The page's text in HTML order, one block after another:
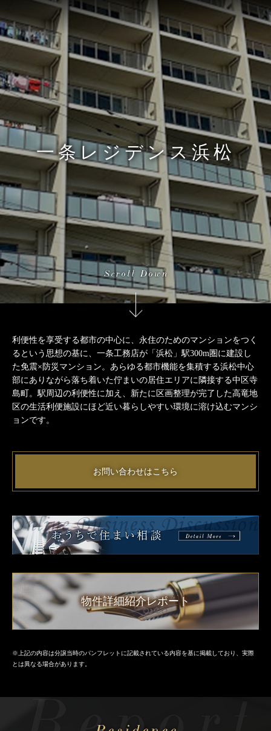
一条レジデンス浜松
利便性を享受する都市の中心に、永住のためのマンションをつく
るという思想の基に、 一条工務店が「浜松」駅300m圏に建設し
た免震×防災マンション。 あらゆる都市機能を集積する浜松中心
部にありながら落ち着いた佇まいの居住エリアに隣接する中区寺
島町。駅周辺の利便性に加え、新たに区画整理が完了した高竜地
区の生活利便施設にほど近い暮らしやすい環境に溶け込むマンシ
ョンです。
お問い合わせはこちら
物件詳細紹介レポート
※上記の内容は分譲当時のパンフレットに記載されている内容を基に掲載しており、実際
とは異なる場合があります。